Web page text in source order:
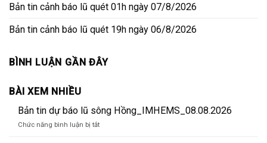
Bản tin cảnh báo lũ quét 01h ngày 07/8/2026
Bản tin cảnh báo lũ quét 19h ngày 06/8/2026
BÌNH LUẬN GẦN ĐÂY
BÀI XEM NHIỀU
Bản tin dự báo lũ sông Hồng_IMHEMS_08.08.2026
Chức năng bình luận bị tắtở